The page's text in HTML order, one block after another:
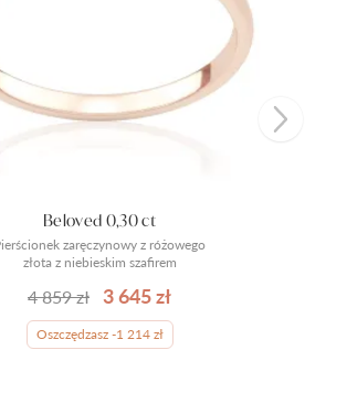
zaręczynowy z różowego
złota z niebieskim szafirem
Beloved 0,30 ct
4 859 zł 3 645 zł
Oszczędzasz -1 214 zł